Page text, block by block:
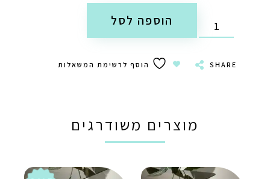
הוספה לסל
SHARE הוסף לרשימת המשאלות
מוצרים משודרגים